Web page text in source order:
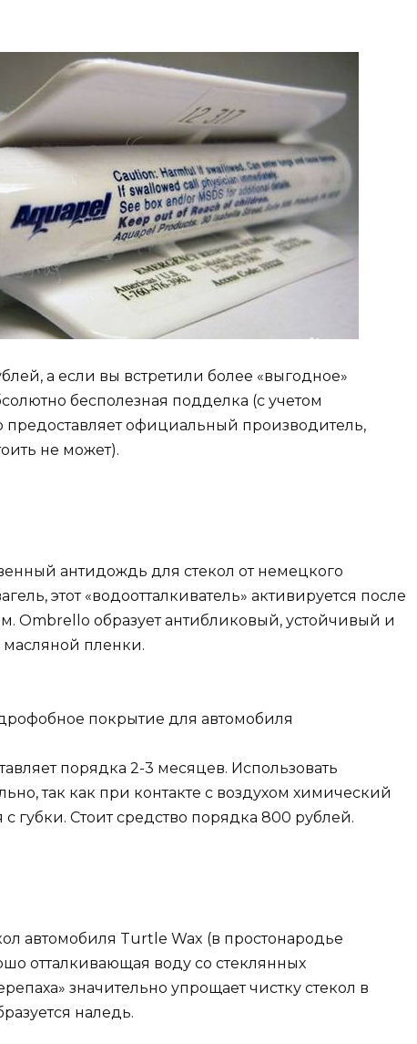
а если вы встретили более «выгодное»
бесполезная подделка (с учетом
официальный производитель,
не может).
антидождь для стекол от немецкого
этот «водоотталкиватель» активируется после
Ombrello образует антибликовый, устойчивый и
масляной пленки.
порядка 2-3 месяцев. Использовать
так как при контакте с воздухом химический
с губки. Стоит средство порядка 800 рублей.
автомобиля Turtle Wax (в простонародье
отталкивающая воду со стеклянных
значительно упрощает чистку стекол в
наледь.